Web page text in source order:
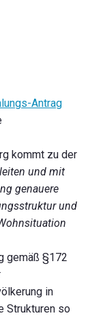
Antrag
kommt zu der
und mit
genauere
und
gemäß §172
in
Strukturen so